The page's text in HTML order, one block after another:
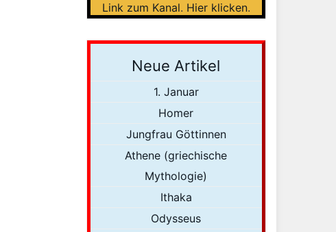
Link zum Kanal. Hier klicken.
Neue Artikel
1. Januar
Homer
Jungfrau Göttinnen
Athene (griechische
Mythologie)
Ithaka
Odysseus